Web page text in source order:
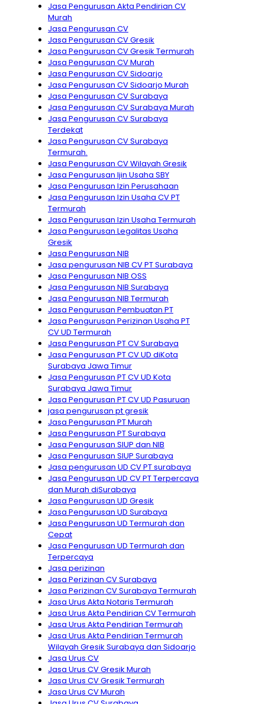
Jasa Pengurusan Akta Pendirian CV
Murah
Jasa Pengurusan CV
Jasa Pengurusan CV Gresik
Jasa Pengurusan CV Gresik Termurah
Jasa Pengurusan CV Murah
Jasa Pengurusan CV Sidoarjo
Jasa Pengurusan CV Sidoarjo Murah
Jasa Pengurusan CV Surabaya
Jasa Pengurusan CV Surabaya Murah
Jasa Pengurusan CV Surabaya
Terdekat
Jasa Pengurusan CV Surabaya
Termurah.
Jasa Pengurusan CV Wilayah Gresik
Jasa Pengurusan Ijin Usaha SBY
Jasa Pengurusan Izin Perusahaan
Jasa Pengurusan Izin Usaha CV PT
Termurah
Jasa Pengurusan Izin Usaha Termurah
Jasa Pengurusan Legalitas Usaha
Gresik
Jasa Pengurusan NIB
Jasa pengurusan NIB CV PT Surabaya
Jasa Pengurusan NIB OSS
Jasa Pengurusan NIB Surabaya
Jasa Pengurusan NIB Termurah
Jasa Pengurusan Pembuatan PT
Jasa Pengurusan Perizinan Usaha PT
CV UD Termurah
Jasa Pengurusan PT CV Surabaya
Jasa Pengurusan PT CV UD diKota
Surabaya Jawa Timur
Jasa Pengurusan PT CV UD Kota
Surabaya Jawa Timur
Jasa Pengurusan PT CV UD Pasuruan
jasa pengurusan pt gresik
Jasa Pengurusan PT Murah
Jasa Pengurusan PT Surabaya
Jasa Pengurusan SIUP dan NIB
Jasa Pengurusan SIUP Surabaya
Jasa pengurusan UD CV PT surabaya
Jasa Pengurusan UD CV PT Terpercaya
dan Murah diSurabaya
Jasa Pengurusan UD Gresik
Jasa Pengurusan UD Surabaya
Jasa Pengurusan UD Termurah dan
Cepat
Jasa Pengurusan UD Termurah dan
Terpercaya
Jasa perizinan
Jasa Perizinan CV Surabaya
Jasa Perizinan CV Surabaya Termurah
Jasa Urus Akta Notaris Termurah
Jasa Urus Akta Pendirian CV Termurah
Jasa Urus Akta Pendirian Termurah
Jasa Urus Akta Pendirian Termurah
Wilayah Gresik Surabaya dan Sidoarjo
Jasa Urus CV
Jasa Urus CV Gresik Murah
Jasa Urus CV Gresik Termurah
Jasa Urus CV Murah